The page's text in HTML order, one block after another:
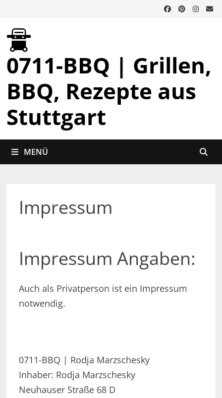
Inhalt
0711-BBQ | Grillen,
BBQ, Rezepte aus
Stuttgart
MENÜ
Impressum
Impressum Angaben:
Auch als Privatperson ist ein Impressum
notwendig.
0711-BBQ | Rodja Marzschesky
Inhaber: Rodja Marzschesky
Neuhauser Straße 68 D